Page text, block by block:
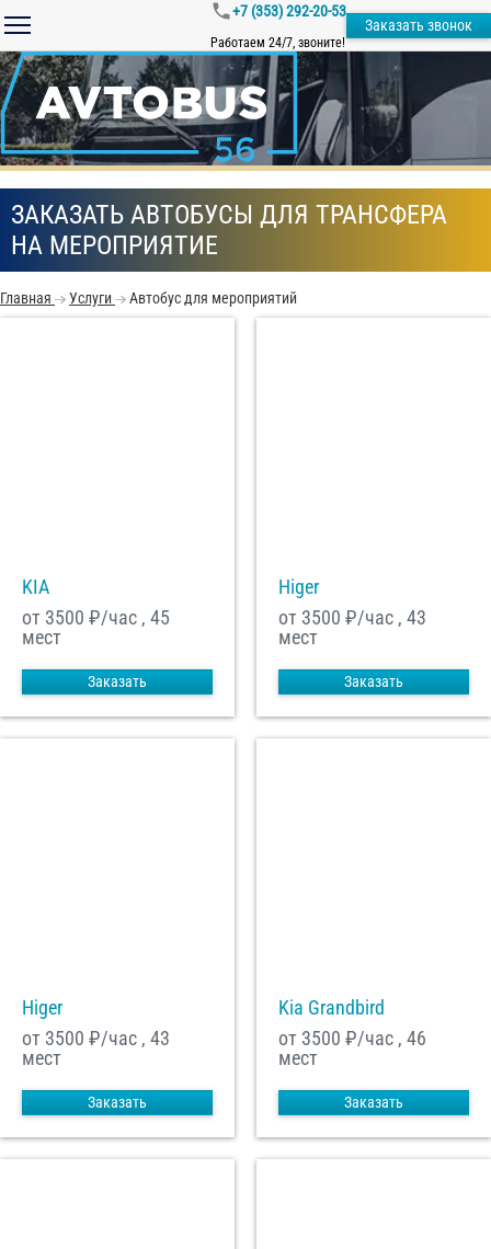
+7 (353) 292-20-53
Работаем 24/7, звоните!
Заказать звонок
ЗАКАЗАТЬ АВТОБУСЫ ДЛЯ ТРАНСФЕРА
НА МЕРОПРИЯТИЕ
Главная Услуги Автобус для мероприятий
KIA
от 3500 ₽/час , 45
мест
Заказать
Higer
от 3500 ₽/час , 43
мест
Заказать
Higer
от 3500 ₽/час , 43
мест
Заказать
Kia Grandbird
от 3500 ₽/час , 46
мест
Заказать
обработку моих Персональных данных